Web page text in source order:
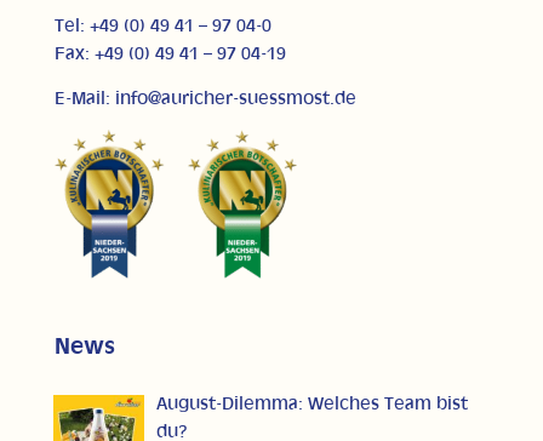
Tel: +49 (0) 49 41 – 97 04-0
Fax: +49 (0) 49 41 – 97 04-19
E-Mail: info@auricher-suessmost.de
News
August-Dilemma: Welches Team bist
du?